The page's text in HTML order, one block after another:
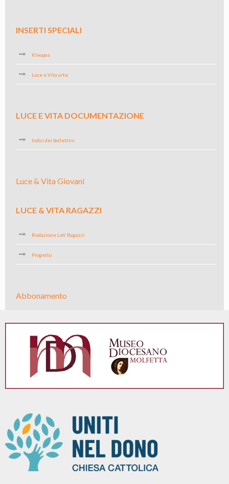
INSERTI SPECIALI
Kleopas
Luce e Vita arte
LUCE E VITA DOCUMENTAZIONE
Indici dei bollettini
Luce & Vita Giovani
LUCE & VITA RAGAZZI
Redazione LeV Ragazzi
Progetto
Abbonamento